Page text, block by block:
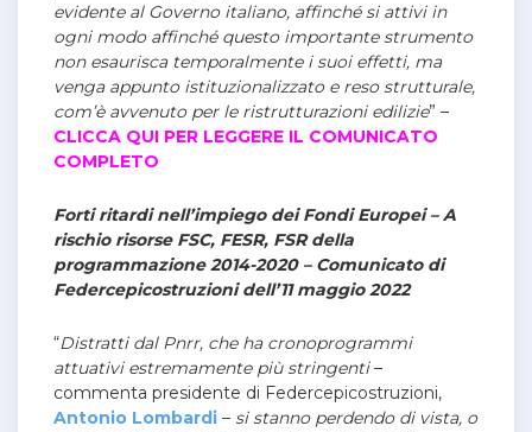
evidente al Governo italiano, affinché si attivi in
ogni modo affinché questo importante strumento
non esaurisca temporalmente i suoi effetti, ma
venga appunto istituzionalizzato e reso strutturale,
com’è avvenuto per le ristrutturazioni edilizie” –
CLICCA QUI PER LEGGERE IL COMUNICATO
COMPLETO
Forti ritardi nell’impiego dei Fondi Europei – A
rischio risorse FSC, FESR, FSR della
programmazione 2014-2020 – Comunicato di
Federcepicostruzioni dell’11 maggio 2022
“Distratti dal Pnrr, che ha cronoprogrammi
attuativi estremamente più stringenti–
commenta presidente di Federcepicostruzioni,
Antonio Lombardi – si stanno perdendo di vista, o